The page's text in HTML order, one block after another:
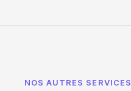
NOS AUTRES SERVICES